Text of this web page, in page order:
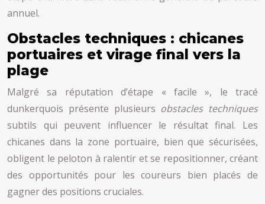
annuel.
Obstacles techniques : chicanes
portuaires et virage final vers la
plage
Malgré sa réputation d’étape « facile », le tracé
dunkerquois présente plusieurs obstacles techniques
subtils qui peuvent influencer le résultat final. Les
chicanes dans la zone portuaire, bien que sécurisées,
obligent le peloton à ralentir et se repositionner, créant
des opportunités pour les coureurs bien placés de
gagner des positions cruciales.